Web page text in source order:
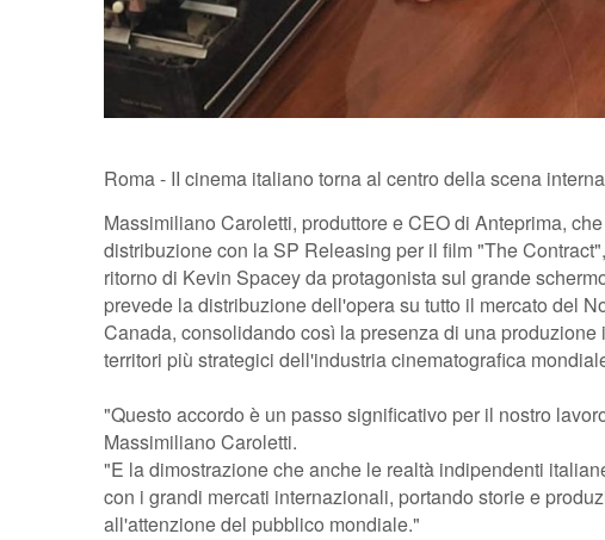
Roma - II cinema italiano torna al centro della scena
Massimiliano Caroletti, produttore e CEO di Anteprima,
distribuzione con la SP Releasing per il film "The
ritorno di Kevin Spacey da protagonista sul grande
prevede la distribuzione dell'opera su tutto il mercato del
Canada, consolidando così la presenza di una
territori più strategici dell'industria cinematografica
"Questo accordo è un passo significativo per il nostro
Massimiliano Caroletti.
"E la dimostrazione che anche le realtà indipendenti
con i grandi mercati internazionali, portando storie e
all'attenzione del pubblico mondiale."